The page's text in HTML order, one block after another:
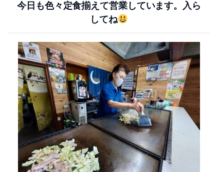
今日も色々定食揃えて営業しています。入ら
してね